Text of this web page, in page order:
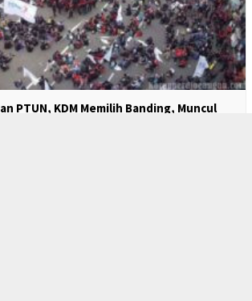
PTUN, KDM Memilih Banding, Muncul